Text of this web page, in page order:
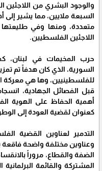
والوجود البشري من اللاجئين
السبعة ملايين، مما يشير
متعددة، ومنها وفي طليعتها
اللاجئين الفلسطيين.
حرب المخيمات في
السورية، الذي كان هدفاً تم
للفلسطينيين، وها هي معركة
قبل الفصائل الجهادية،
أهمية الحفاظ على الهوية
كعنوان لقضية العودة إلى الوطن
التدمير لعناوين القضية
وعناوين مختلفة واضحة
الضفة والقطاع، مروراً